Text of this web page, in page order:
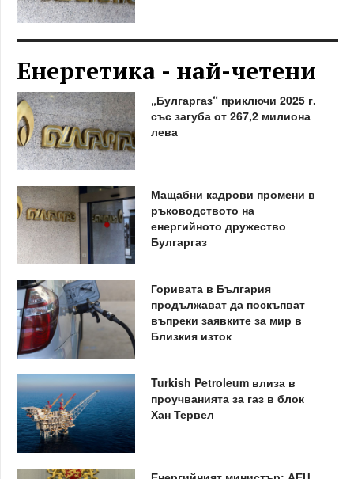
Енергетика - най-четени
„Булгаргаз“ приключи 2025 г.
със загуба от 267,2 милиона
лева
Мащабни кадрови промени в
ръководството на
енергийното дружество
Булгаргаз
Горивата в България
продължават да поскъпват
въпреки заявките за мир в
Близкия изток
Turkish Petroleum влиза в
проучванията за газ в блок
Хан Тервел